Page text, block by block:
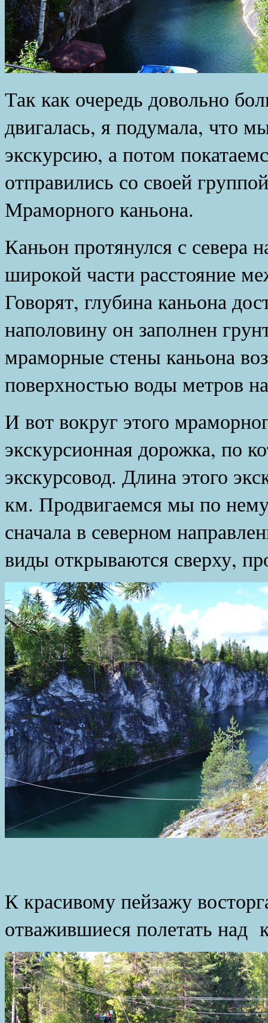
Так как очередь довольно
двигалась, я подумала, что
экскурсию, а потом
отправились со своей
Мраморного каньона.
Каньон протянулся с севера
широкой части расстояние
Говорят, глубина каньона
наполовину он заполнен
мраморные стены каньона
поверхностью воды метров
И вот вокруг этого
экскурсионная дорожка, по
экскурсовод. Длина этого
км. Продвигаемся мы по
сначала в северном
виды открываются сверху,
К красивому пейзажу
отважившиеся полетать над